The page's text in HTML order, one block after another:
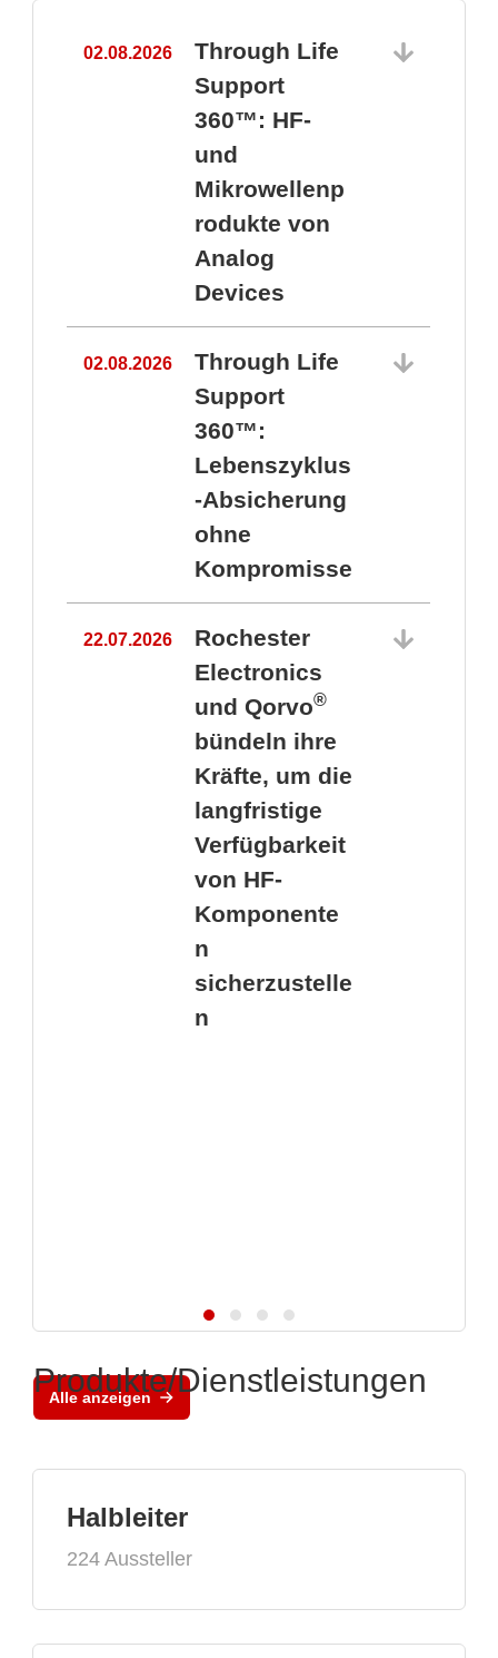
02.08.2026
Through Life
Support
360™: HF-
und
Mikrowellenp
rodukte von
Analog
Devices
02.08.2026
Through Life
Support
360™:
Lebenszyklus
-Absicherung
ohne
Kompromisse
22.07.2026
Rochester
Electronics
und Qorvo®
bündeln ihre
Kräfte, um die
langfristige
Verfügbarkeit
von HF-
Komponente
n
sicherzustelle
n
Alle anzeigen
Produkte/Dienstleistungen
Halbleiter
224 Aussteller